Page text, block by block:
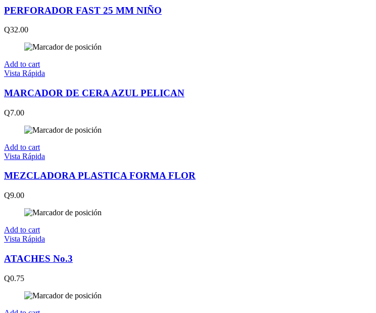
PERFORADOR FAST 25 MM NIÑO
Q32.00
Add to cart
Vista Rápida
MARCADOR DE CERA AZUL PELICAN
Q7.00
Add to cart
Vista Rápida
MEZCLADORA PLASTICA FORMA FLOR
Q9.00
Add to cart
Vista Rápida
ATACHES No.3
Q0.75